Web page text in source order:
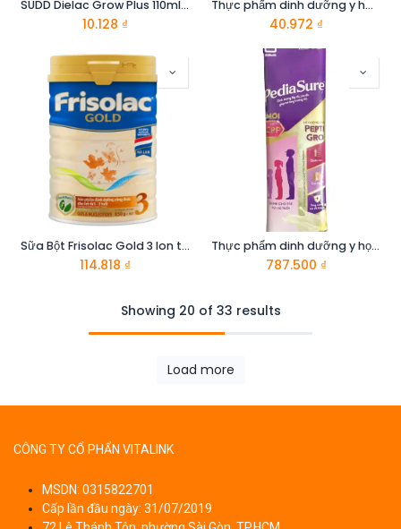
SUDD Dielac Grow Plus 110ml -KM
10.128 ₫
Thực phẩm dinh dưỡng y hoc cho trẻ 1-10 tuổi : Pediasure hương vani 180ml
40.972 ₫
Sữa Bột Frisolac Gold 3 lon thiếc 850G-cho trẻ từ 12-24 tháng tuổi
114.818 ₫
Thực phẩm dinh dưỡng y học cho trẻ 1-10 tuổi : Pediasure hương vani 48.6g
787.500 ₫
Showing 20 of 33 results
Load more
CÔNG TY CỔ PHẨN VITALINK
MSDN: 0315822701
Cấp lần đầu ngày: 31/07/2019